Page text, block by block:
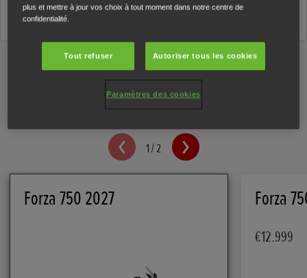
Caractéristiques
1/2
Forza 750 2027 Forza
€12.999
plus et mettre à jour vos choix à tout moment dans notre centre de
confidentialité.
Tout refuser Autoriser tous les cookies
Paramètres des cookies